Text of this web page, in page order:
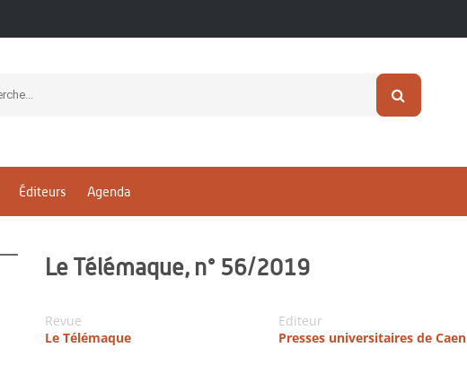
Éditeurs Agenda
Le Télémaque, n° 56/2019
Revue
Le Télémaque
Editeur
Presses universitaires de Caen